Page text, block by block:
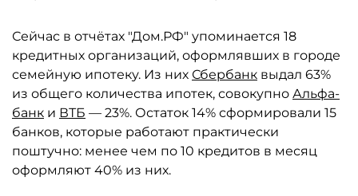
Сейчас в отчётах "Дом.РФ" упоминается 18
кредитных организаций, оформлявших в городе
семейную ипотеку. Из них Сбербанк выдал 63%
из общего количества ипотек, совокупно Альфа-
банк и ВТБ — 23%. Остаток 14% сформировали 15
банков, которые работают практически
поштучно: менее чем по 10 кредитов в месяц
оформляют 40% из них.